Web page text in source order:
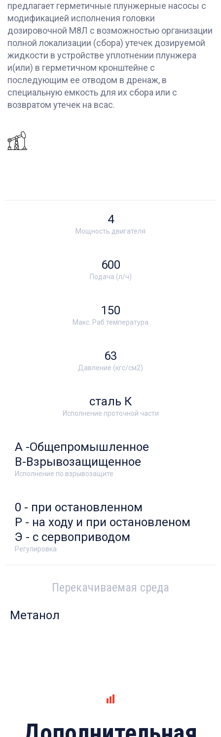
предлагает герметичные плунжерные насосы с
модификацией исполнения головки
дозировочной М8Л с возможностью организации
полной локализации (сбора) утечек дозируемой
жидкости в устройстве уплотнении плунжера
и(или) в герметичном кронштейне с
последующим ее отводом в дренаж, в
специальную емкость для их сбора или с
возвратом утечек на всас.
Мощность двигателя
4
Подача (л/ч)
600
Макс. Раб.температура
150
Давление (кгс/см2)
63
Исполнение проточной части
сталь К
Исполнение по взрывозащите
А -Общепромышленное
В-Взрывозащищенное
Регулировка
0 - при остановленном
Р - на ходу и при остановленом
Э - с сервоприводом
Перекачиваемая среда
Метанол